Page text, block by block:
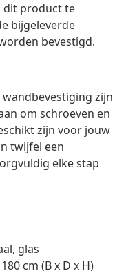
dit product te
bijgeleverde
bevestigd.
zijn
om schroeven en
zijn voor jouw
twijfel een
elke stap
glas
cm (B x D x H)